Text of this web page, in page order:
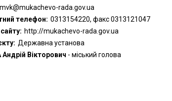
rada.gov.ua
телефон: 0313154220, факс 0313121047
http://mukachevo-rada.gov.ua
Державна установа
Вікторович - міський голова